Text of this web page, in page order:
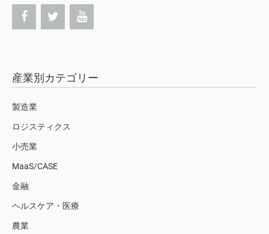
産業別カテゴリー
製造業
ロジスティクス
小売業
MaaS/CASE
金融
ヘルスケア・医療
農業